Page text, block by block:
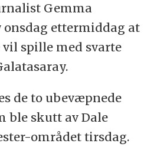
Gemma
ettermiddag at
spille med svarte
de to ubevæpnede
ble skutt av Dale
området tirsdag.